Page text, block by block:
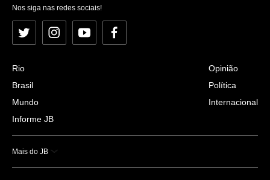
Nos siga nas redes sociais!
Twitter InstagramYouTubeFacebook
Rio
Brasil
Mundo
Informe JB
Opinião
Política
Internacional
Mais do JB
Esportes